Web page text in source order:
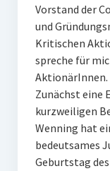
Vorstand der
und
Kritischen
spreche für
AktionärInnen.
Zunächst eine
kurzweiligen
Wenning hat
bedeutsames
Geburtstag